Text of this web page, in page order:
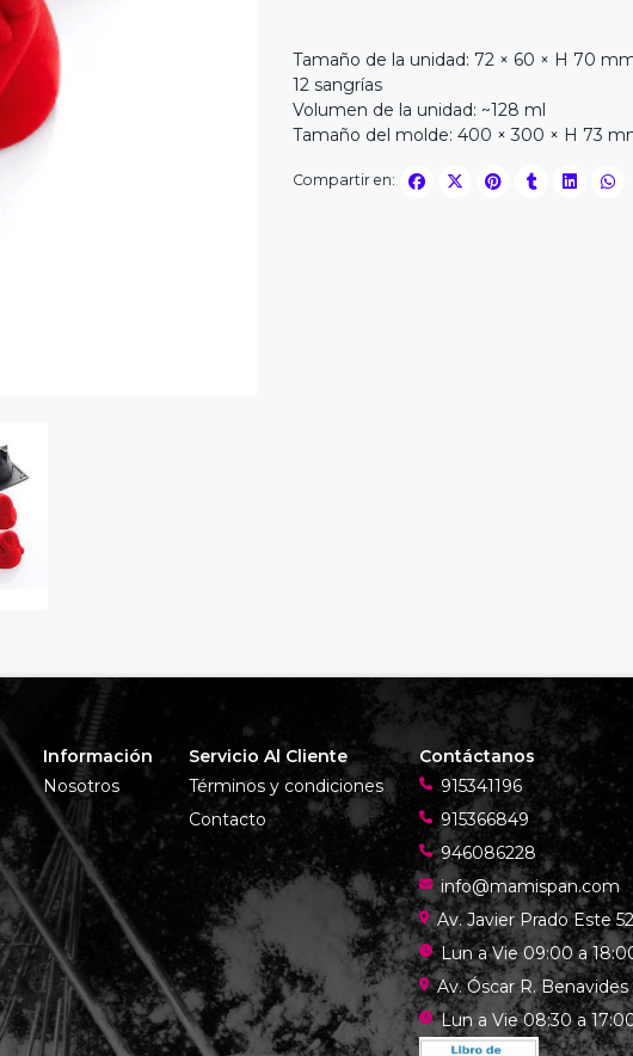
Tamaño de la unidad: 72 × 60 × H 70
12 sangrías
Volumen de la unidad: ~128 ml
Tamaño del molde: 400 × 300 × H 73
Compartir en:
Información
Nosotros
Servicio Al Cliente
Términos y condiciones
Contacto
Contáctanos
915341196
915366849
946086228
info@mamispan.com
Av. Javier Prado Este
Lun a Vie 09:00 a
Av. Óscar R.
Lun a Vie 08:30 a